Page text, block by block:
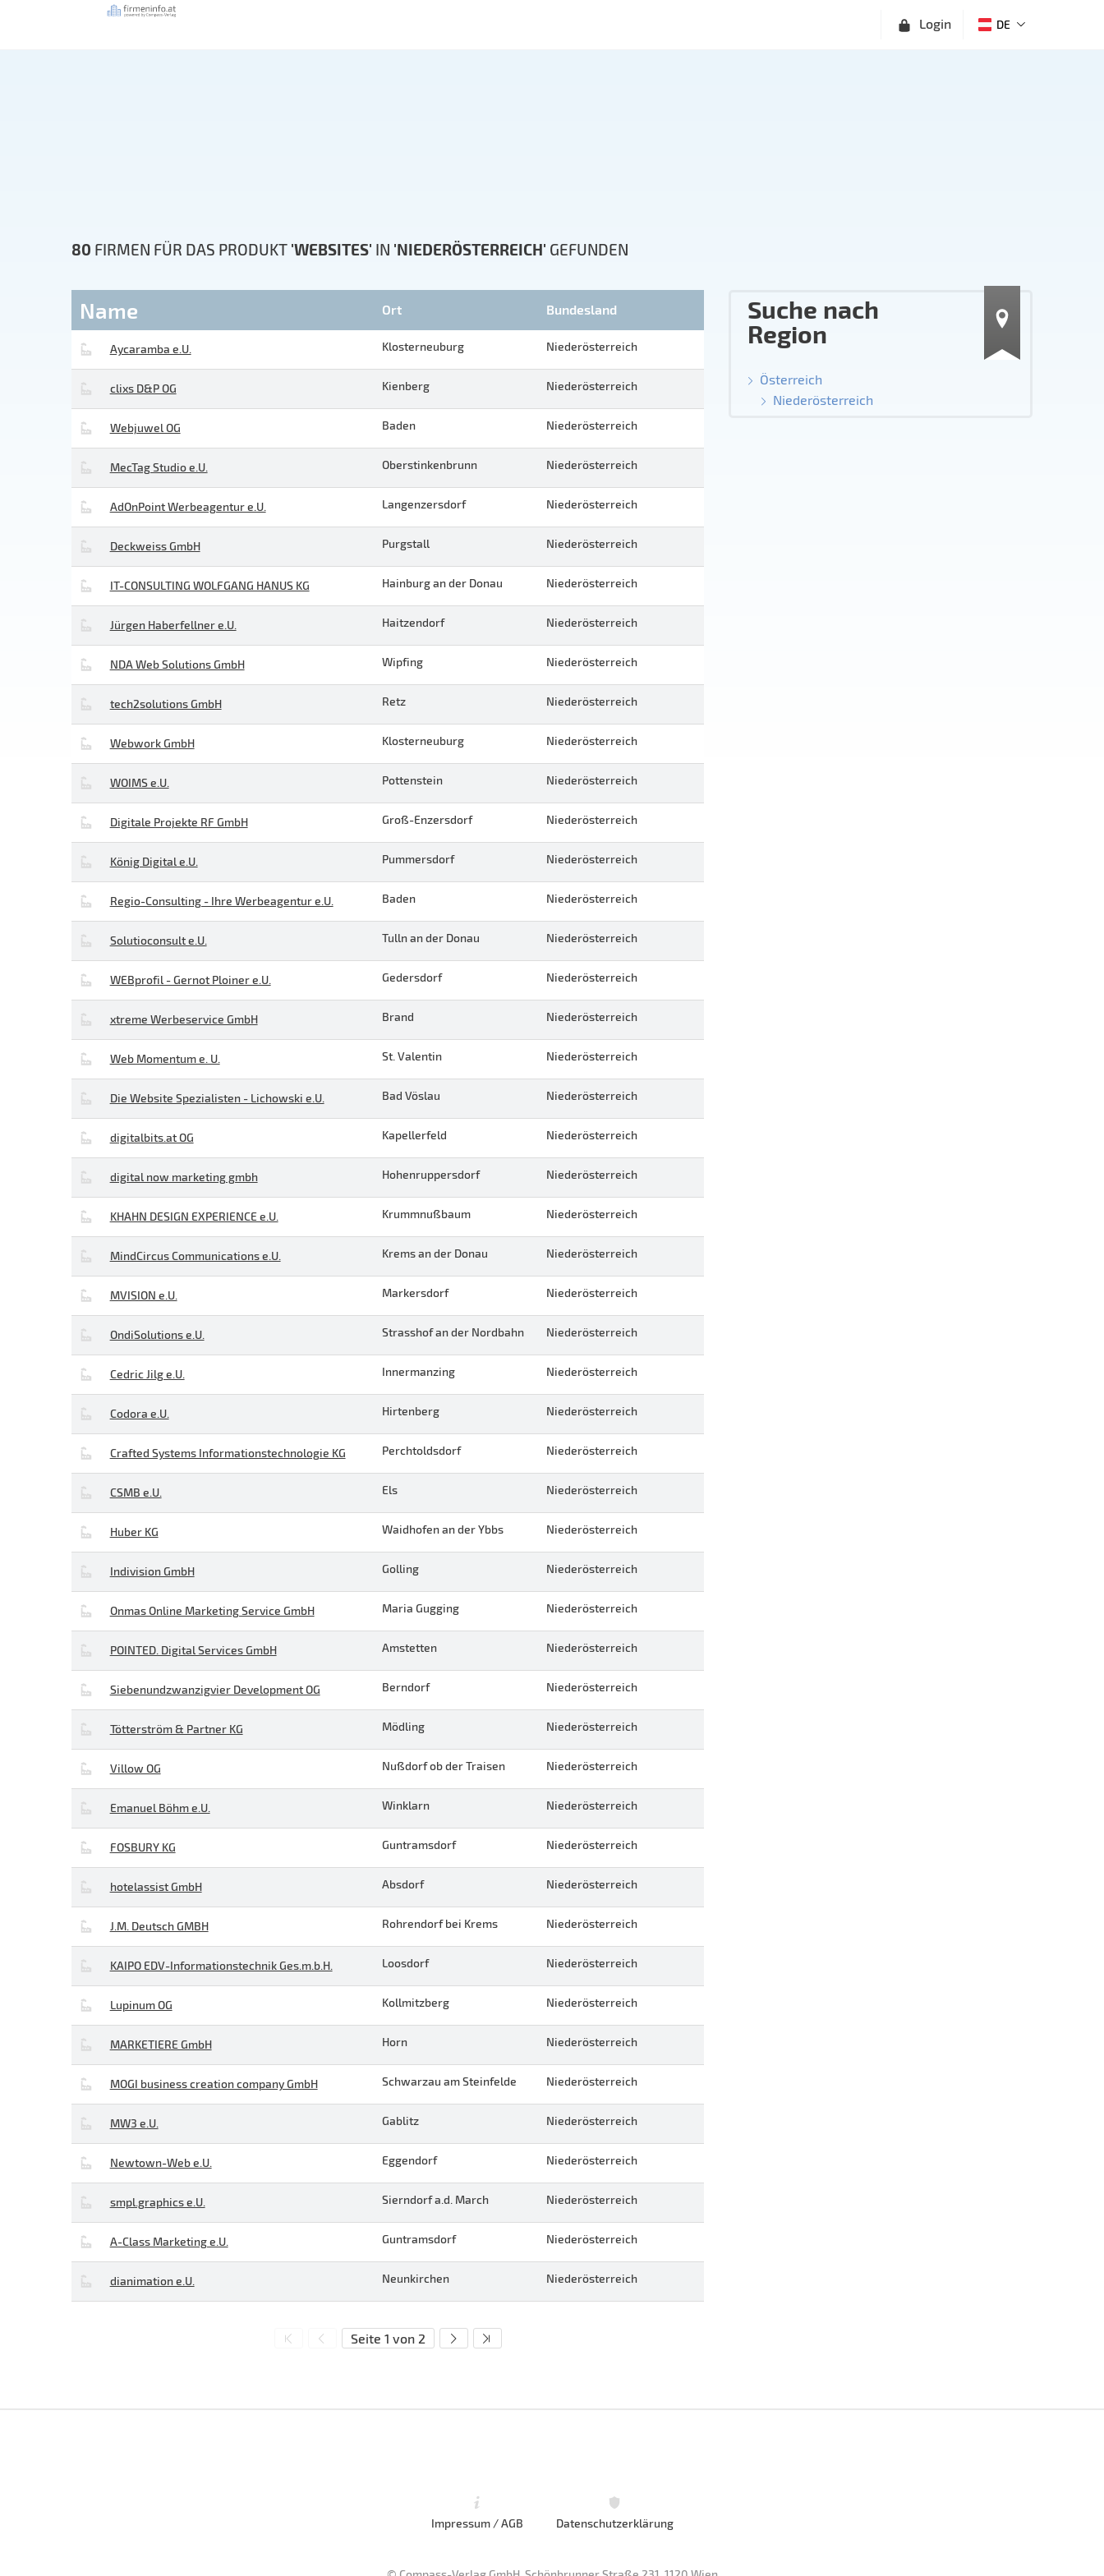
Login DE
80 FIRMEN FÜR DAS PRODUKT 'WEBSITES' IN 'NIEDERÖSTERREICH' GEFUNDEN
Name Ort Bundesland
Aycaramba e.U. Klosterneuburg Niederösterreich
clixs D&P OG Kienberg Niederösterreich
Webjuwel OG Baden Niederösterreich
MecTag Studio e.U. Oberstinkenbrunn Niederösterreich
AdOnPoint Werbeagentur e.U. Langenzersdorf Niederösterreich
Deckweiss GmbH Purgstall Niederösterreich
IT-CONSULTING WOLFGANG HANUS KG Hainburg an der Donau Niederösterreich
Jürgen Haberfellner e.U. Haitzendorf Niederösterreich
NDA Web Solutions GmbH Wipfing Niederösterreich
tech2solutions GmbH Retz Niederösterreich
Webwork GmbH Klosterneuburg Niederösterreich
WOIMS e.U. Pottenstein Niederösterreich
Digitale Projekte RF GmbH Groß-Enzersdorf Niederösterreich
König Digital e.U. Pummersdorf Niederösterreich
Regio-Consulting - Ihre Werbeagentur e.U. Baden Niederösterreich
Solutioconsult e.U. Tulln an der Donau Niederösterreich
WEBprofil - Gernot Ploiner e.U. Gedersdorf Niederösterreich
xtreme Werbeservice GmbH Brand Niederösterreich
Web Momentum e. U. St. Valentin Niederösterreich
Die Website Spezialisten - Lichowski e.U. Bad Vöslau Niederösterreich
digitalbits.at OG Kapellerfeld Niederösterreich
digital now marketing gmbh Hohenruppersdorf Niederösterreich
KHAHN DESIGN EXPERIENCE e.U. Krummnußbaum Niederösterreich
MindCircus Communications e.U. Krems an der Donau Niederösterreich
MVISION e.U. Markersdorf Niederösterreich
OndiSolutions e.U. Strasshof an der Nordbahn Niederösterreich
Cedric Jilg e.U. Innermanzing Niederösterreich
Codora e.U. Hirtenberg Niederösterreich
Crafted Systems Informationstechnologie KG Perchtoldsdorf Niederösterreich
CSMB e.U. Els Niederösterreich
Huber KG Waidhofen an der Ybbs Niederösterreich
Indivision GmbH Golling Niederösterreich
Onmas Online Marketing Service GmbH Maria Gugging Niederösterreich
POINTED. Digital Services GmbH Amstetten Niederösterreich
Siebenundzwanzigvier Development OG Berndorf Niederösterreich
Tötterström & Partner KG Mödling Niederösterreich
Villow OG Nußdorf ob der Traisen Niederösterreich
Emanuel Böhm e.U. Winklarn Niederösterreich
FOSBURY KG Guntramsdorf Niederösterreich
hotelassist GmbH Absdorf Niederösterreich
J.M. Deutsch GMBH Rohrendorf bei Krems Niederösterreich
KAIPO EDV-Informationstechnik Ges.m.b.H. Loosdorf Niederösterreich
Lupinum OG Kollmitzberg Niederösterreich
MARKETIERE GmbH Horn Niederösterreich
MOGI business creation company GmbH Schwarzau am Steinfelde Niederösterreich
MW3 e.U. Gablitz Niederösterreich
Newtown-Web e.U. Eggendorf Niederösterreich
smpl.graphics e.U. Sierndorf a.d. March Niederösterreich
A-Class Marketing e.U. Guntramsdorf Niederösterreich
dianimation e.U. Neunkirchen Niederösterreich
Seite 1 von 2
Suche nach
Region
Österreich
Niederösterreich
Impressum / AGB Datenschutzerklärung